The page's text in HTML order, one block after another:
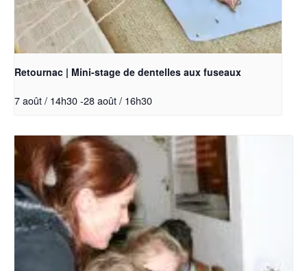
Retournac | Mini-stage de dentelles aux fuseaux
7 août / 14h30-28 août / 16h30